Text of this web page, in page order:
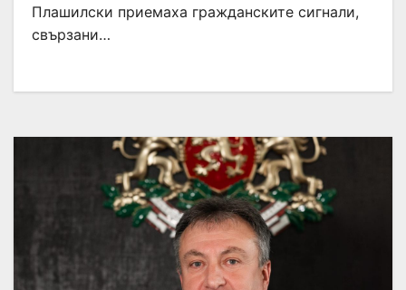
Плашилски приемаха гражданските сигнали,
свързани…